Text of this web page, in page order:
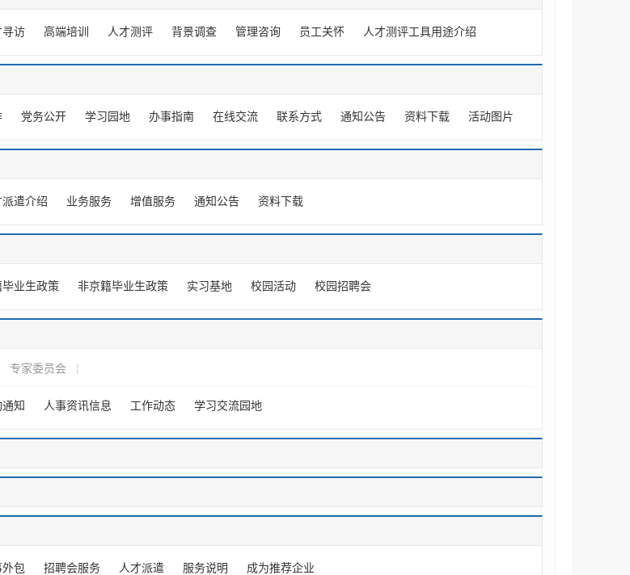
寻访 高端培训 人才测评 背景调查 管理咨询 员工关怀 人才测评工具用途介绍
党务公开 学习园地 办事指南 在线交流 联系方式 通知公告 资料下载 活动图片
派遣介绍 业务服务 增值服务 通知公告 资料下载
毕业生政策 非京籍毕业生政策 实习基地 校园活动 校园招聘会
专家委员会
知 人事资讯信息 工作动态 学习交流园地
外包 招聘会服务 人才派遣 服务说明 成为推荐企业